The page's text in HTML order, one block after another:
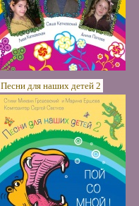
Песни для наших детей 2